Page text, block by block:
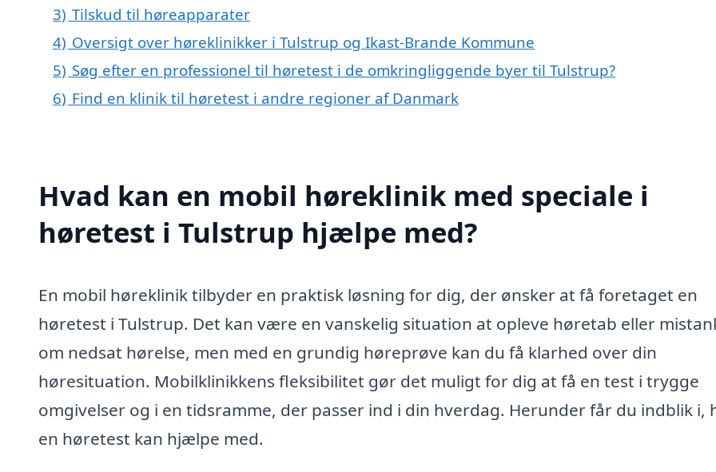
3) Tilskud til høreapparater
4) Oversigt over høreklinikker i Tulstrup og Ikast-Brande Kommune
5) Søg efter en professionel til høretest i de omkringliggende byer til Tulstrup?
6) Find en klinik til høretest i andre regioner af Danmark
Hvad kan en mobil høreklinik med speciale i
høretest i Tulstrup hjælpe med?
En mobil høreklinik tilbyder en praktisk løsning for dig, der ønsker at få foretaget en
høretest i Tulstrup. Det kan være en vanskelig situation at opleve høretab eller
om nedsat hørelse, men med en grundig høreprøve kan du få klarhed over din
høresituation. Mobilklinikkens fleksibilitet gør det muligt for dig at få en test i trygge
omgivelser og i en tidsramme, der passer ind i din hverdag. Herunder får du indblik i,
en høretest kan hjælpe med.